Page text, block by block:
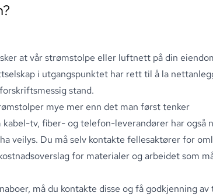
at vår strømstolpe eller luftnett på din
i utgangspunktet har rett til å la
stand.
mye mer enn det man først tenker
kabel-tv, fiber- og telefon-leverandører har også
veilys. Du må selv kontakte fellesaktører for
for materialer og arbeidet som
må du kontakte disse og få godkjenning